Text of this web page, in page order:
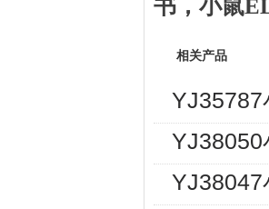
书 ， 小鼠
相关产品
YJ35787
YJ38050
YJ38047